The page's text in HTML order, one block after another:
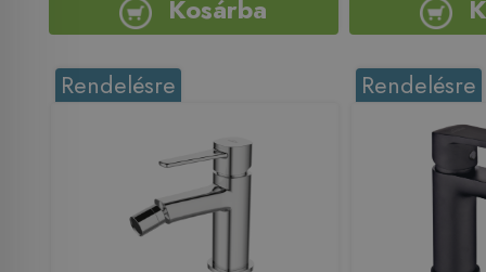
Kosárba
Rendelésre Rendelésre